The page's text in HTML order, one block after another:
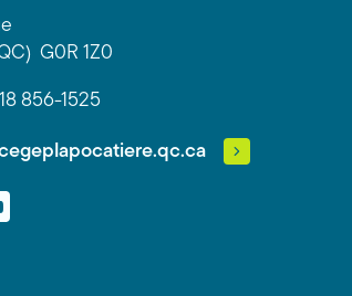
G0R 1Z0
856-1525